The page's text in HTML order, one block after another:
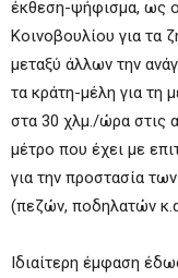
έκθεση-ψήφισμα, ως
Κοινοβουλίου για τα
μεταξύ άλλων την
τα κράτη-μέλη για τη
στα 30 χλμ./ώρα στις
μέτρο που έχει με
για την προστασία
(πεζών, ποδηλατών
Ιδιαίτερη έμφαση